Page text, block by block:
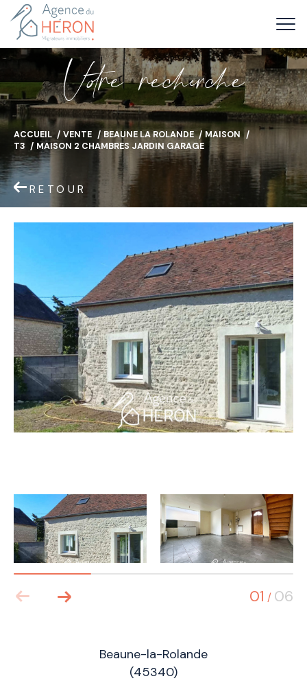
Vore recece
ACCUEIL VENTE BEAUNE LA ROLANDE
MAISON
T3
MAISON 2 CHAMBRES JARDIN GARAGE
RETOUR
01 / 06
Beaune-la-Rolande
(45340)